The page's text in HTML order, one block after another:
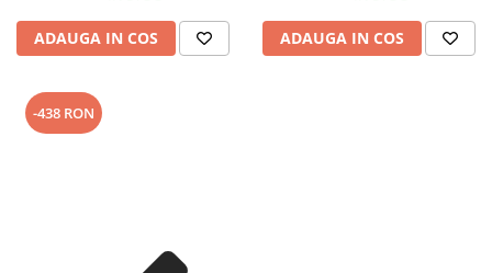
ADAUGA IN COS ADAUGA IN COS
-438 RON